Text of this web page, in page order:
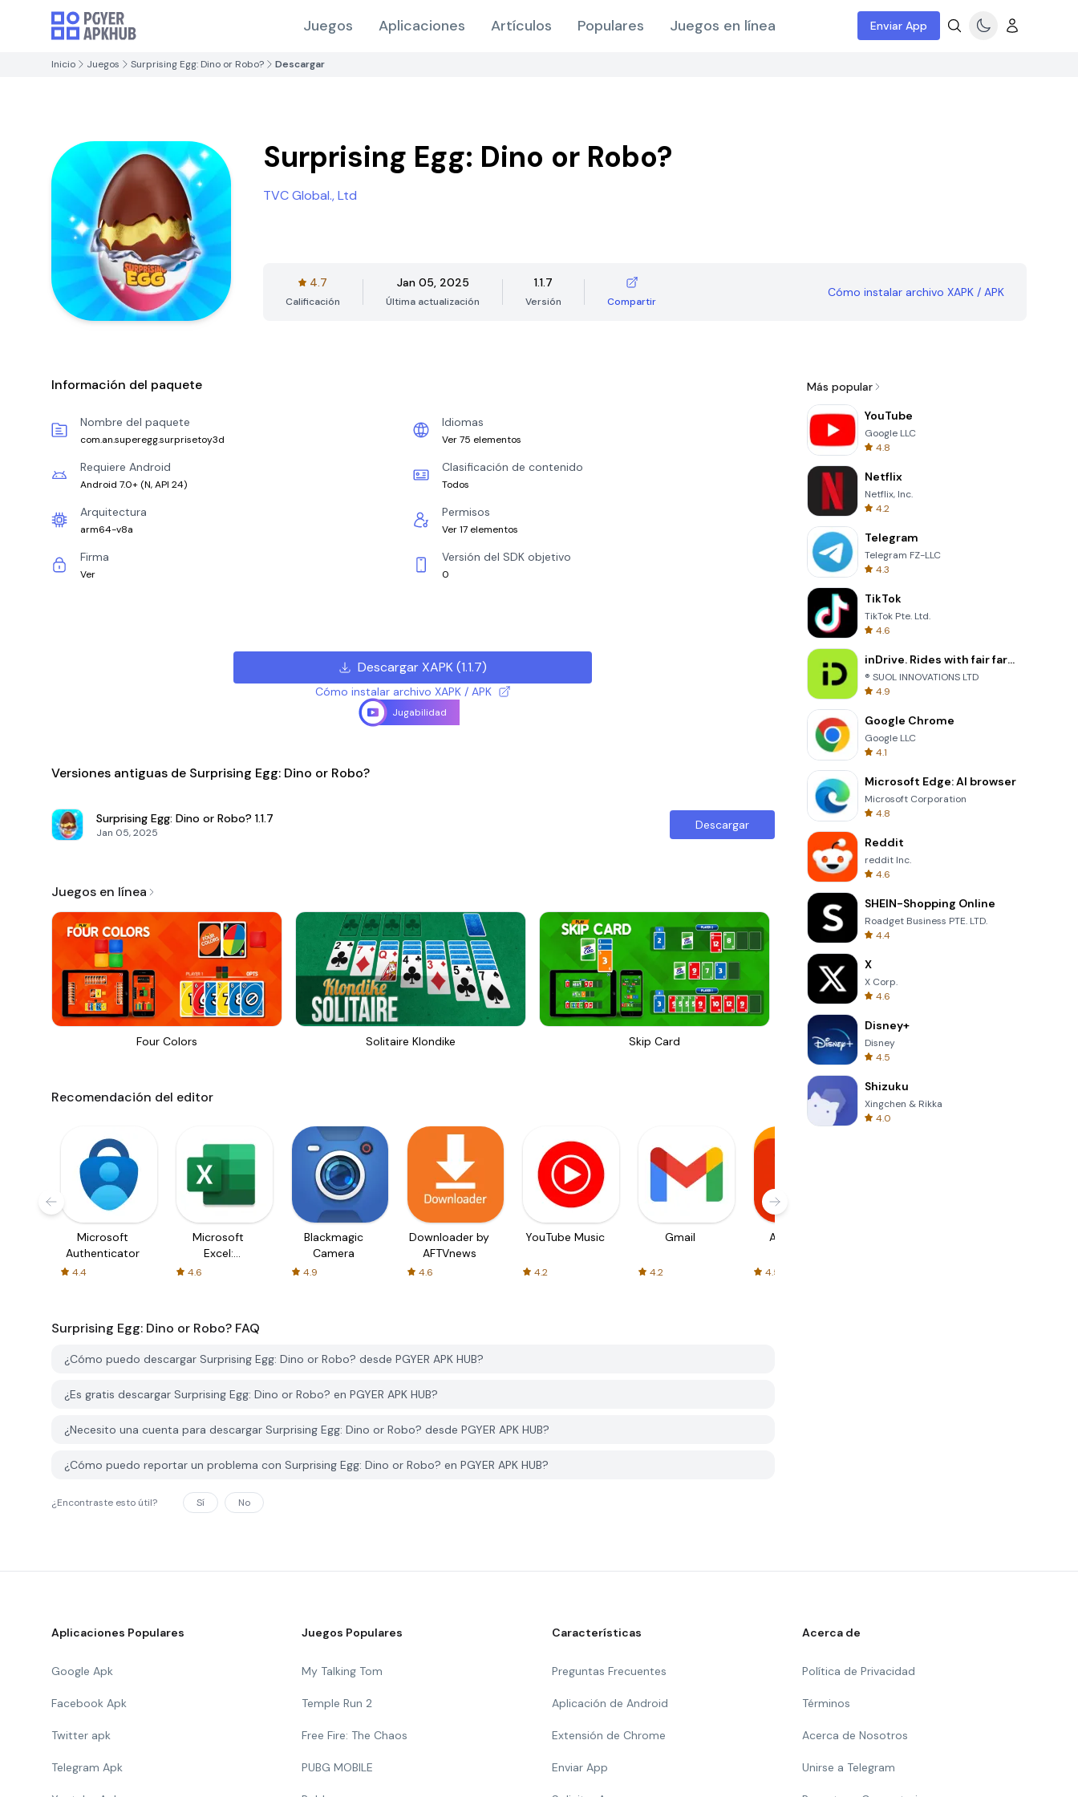
Juegos Aplicaciones Artículos Populares Juegos en línea Enviar App
Inicio Juegos Surprising Egg: Dino or Robo? Descargar
Surprising Egg: Dino or Robo?
TVC Global., Ltd
4.7
Calificación
Jan 05, 2025
Última actualización
1.1.7
Versión Compartir
Cómo instalar archivo XAPK / APK
Información del paquete
Nombre del paquete
com.an.superegg.surprisetoy3d
Idiomas
Ver 75 elementos
Requiere Android
Android 7.0+ (N, API 24)
Clasificación de contenido
Todos
Arquitectura
arm64-v8a
Permisos
Ver 17 elementos
Firma
Ver
Versión del SDK objetivo
0
Descargar XAPK(1.1.7)
Cómo instalar archivo XAPK / APK
Jugabilidad
Versiones antiguas de Surprising Egg: Dino or Robo?
Surprising Egg: Dino or Robo? 1.1.7
Jan 05, 2025
Descargar
Juegos en línea
Four Colors Solitaire Klondike Skip Card Garden Bloom
Recomendación del editor
Microsoft
Authenticator
4.4
Microsoft
Excel:
Spreadsheets
4.6
Blackmagic
Camera
4.9
Downloader by
AFTVnews
4.6
YouTube Music
4.2
Gmail
4.2
AliExpress
4.5
Surprising Egg: Dino or Robo? FAQ
¿Cómo puedo descargar Surprising Egg: Dino or Robo? desde PGYER APK HUB?
¿Es gratis descargar Surprising Egg: Dino or Robo? en PGYER APK HUB?
¿Necesito una cuenta para descargar Surprising Egg: Dino or Robo? desde PGYER APK HUB?
¿Cómo puedo reportar un problema con Surprising Egg: Dino or Robo? en PGYER APK HUB?
¿Encontraste esto útil? Sí No
Más popular
YouTube
Google LLC
4.8
Netflix
Netflix, Inc.
4.2
Telegram
Telegram FZ-LLC
4.3
TikTok
TikTok Pte. Ltd.
4.6
inDrive. Rides with fair fares
® SUOL INNOVATIONS LTD
4.9
Google Chrome
Google LLC
4.1
Microsoft Edge: AI browser
Microsoft Corporation
4.8
Reddit
reddit Inc.
4.6
SHEIN-Shopping Online
Roadget Business PTE. LTD.
4.4
X
X Corp.
4.6
Disney+
Disney
4.5
Shizuku
Xingchen & Rikka
4.0
Aplicaciones Populares
Google Apk
Facebook Apk
Twitter apk
Telegram Apk
Juegos Populares
My Talking Tom
Temple Run 2
Free Fire: The Chaos
PUBG MOBILE
Características
Preguntas Frecuentes
Aplicación de Android
Extensión de Chrome
Enviar App
Acerca de
Política de Privacidad
Términos
Acerca de Nosotros
Unirse a Telegram